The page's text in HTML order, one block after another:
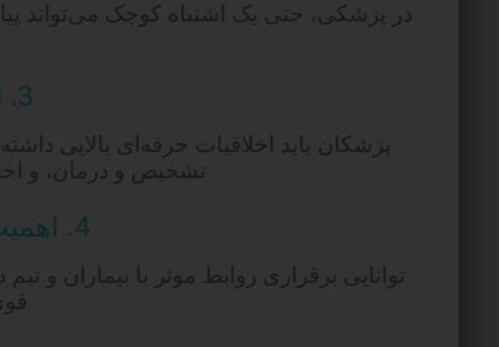
در پزشکی، حتی یک اشتباه کوچک می‌تواند
3. اخلاق حرفه‌ای:
پزشکان باید اخلاقیات حرفه‌ای بالایی
تشخیص و درمان، و
4. اهمیت به روابط انسانی:
توانایی برقراری روابط موثر با بیماران و